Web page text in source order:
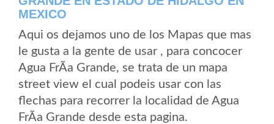
MEXICO
Aqui os dejamos uno de los Mapas que mas
le gusta a la gente de usar , para concocer
Agua FrÃ­a Grande, se trata de un mapa
street view el cual podeis usar con las
flechas para recorrer la localidad de Agua
FrÃ­a Grande desde esta pagina.